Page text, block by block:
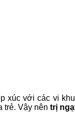
với các vi
trẻ. Vậy nên trị